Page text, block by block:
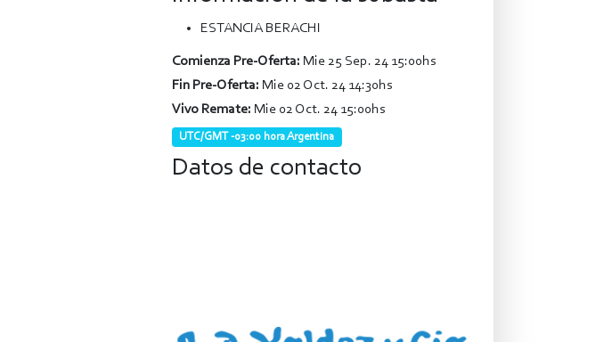
ESTANCIA BERACHI
Comienza Pre-Oferta: Mie 25 Sep. 24 15:00hs
Fin Pre-Oferta: Mie 02 Oct. 24 14:30hs
Vivo Remate: Mie 02 Oct. 24 15:00hs
UTC/GMT -03:00 hora Argentina
Datos de contacto